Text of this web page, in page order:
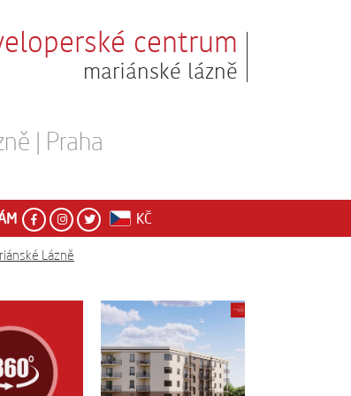
centrum
mariánské lázně
| Praha
KČ
Lázně